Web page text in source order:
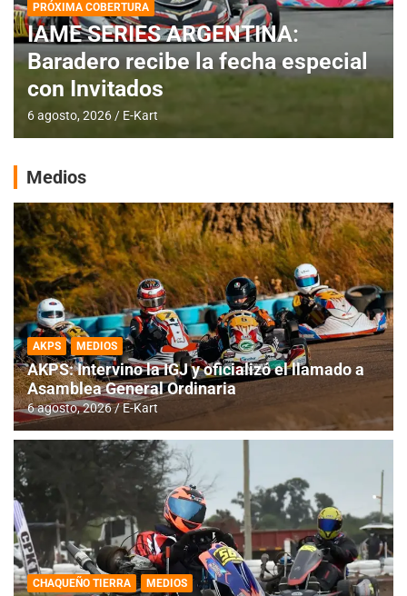
PRÓXIMA COBERTURA
IAME SERIES ARGENTINA:
Baradero recibe la fecha especial
con Invitados
6 agosto, 2026 E-Kart
Medios
AKPS MEDIOS
AKPS: Intervino la IGJ y oficializó el llamado a
Asamblea General Ordinaria
6 agosto, 2026 E-Kart
CHAQUEÑO TIERRA MEDIOS